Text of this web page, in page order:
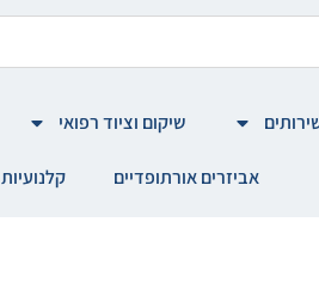
שיקום וציוד רפואי
אביזרים אורתופדיים קלנועיות